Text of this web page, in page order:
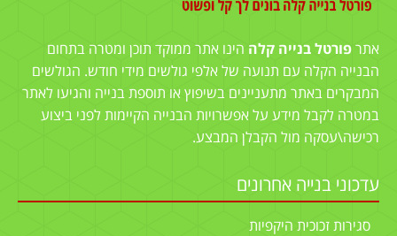
אתר פורטל בנייה קלה הינו אתר ממוקד תוכן ומטרה בתחום
הבנייה הקלה עם תנועה של אלפי גולשים מידי חודש. הגולשים
המבקרים באתר מתעניינים בשיפוץ או תוספת בנייה והגיעו לאתר
במטרה לקבל מידע על אפשרויות הבנייה הקיימות לפני ביצוע
רכישה\עסקה מול הקבלן המבצע.
עדכוני בנייה אחרונים
סגירות זכוכית היקפיות